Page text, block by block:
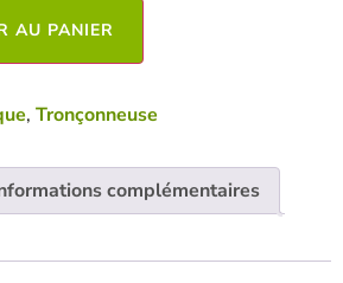
AU PANIER
, Tronçonneuse
complémentaires